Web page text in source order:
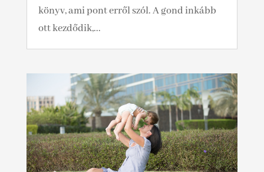
könyv, ami pont erről szól. A gond inkább
ott kezdődik,...